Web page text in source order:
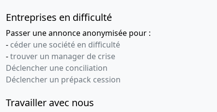
Entreprises en difficulté
Passer une annonce anonymisée pour :
- céder une société en difficulté
-trouver un manager de crise
Déclencher une conciliation
Déclencher un prépack cession
Travailler avec nous